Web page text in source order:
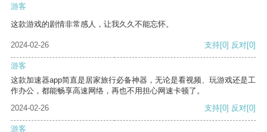
游客
这款游戏的剧情非常感人，让我久久不能忘怀。
2024-02-26 支持[0] 反对[0]
游客
这款加速器app简直是居家旅行必备神器，无论是看视频、玩游戏还是工
作办公，都能畅享高速网络，再也不用担心网速卡顿了。
2024-02-26
支持[0] 反对[0]
游客